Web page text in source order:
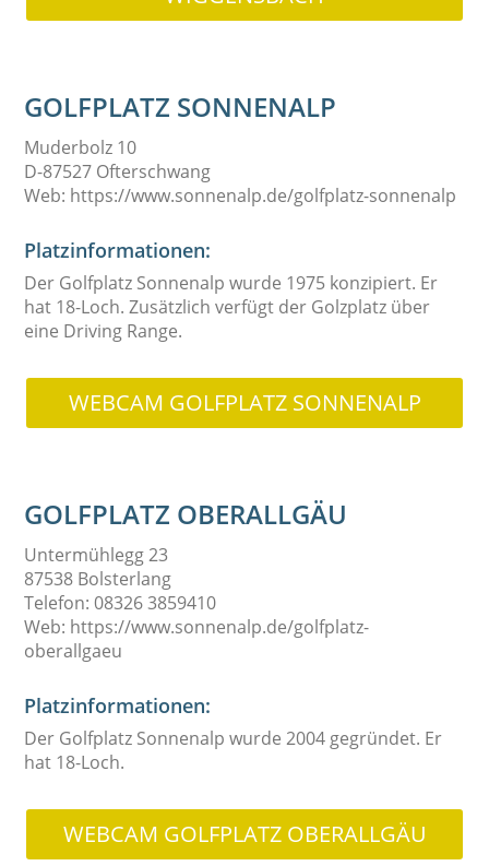
GOLFPLATZ SONNENALP
Muderbolz 10
D-87527 Ofterschwang
Web: https://www.sonnenalp.de/golfplatz-sonnenalp
Platzinformationen:
Der Golfplatz Sonnenalp wurde 1975 konzipiert. Er
hat 18-Loch. Zusätzlich verfügt der Golzplatz über
eine Driving Range.
WEBCAM GOLFPLATZ SONNENALP
GOLFPLATZ OBERALLGÄU
Untermühlegg 23
87538 Bolsterlang
Telefon: 08326 3859410
Web: https://www.sonnenalp.de/golfplatz-
oberallgaeu
Platzinformationen:
Der Golfplatz Sonnenalp wurde 2004 gegründet. Er
hat 18-Loch.
WEBCAM GOLFPLATZ OBERALLGÄU